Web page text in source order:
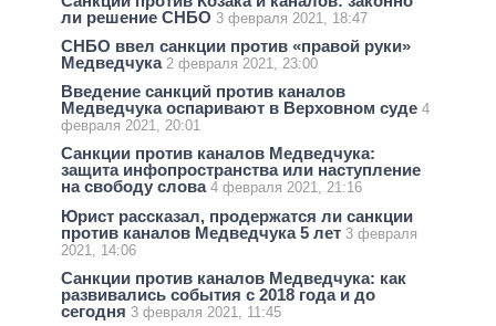
ли решение СНБО 3 февраля 2021, 18:47
СНБО ввел санкции против «правой руки»
Медведчука 2 февраля 2021, 23:00
Введение санкций против каналов
Медведчука оспаривают в Верховном суде 4
февраля 2021, 20:01
Санкции против каналов Медведчука:
защита инфопространства или наступление
на свободу слова 4 февраля 2021, 21:16
Юрист рассказал, продержатся ли санкции
против каналов Медведчука 5 лет 3 февраля
2021, 14:06
Санкции против каналов Медведчука: как
развивались события с 2018 года и до
сегодня 3 февраля 2021, 11:45